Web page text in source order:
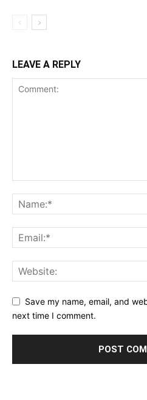
LEAVE A REPLY
Save my name, email, and
next time I comment.